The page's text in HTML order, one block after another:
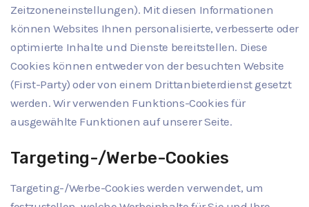
Zeitzoneneinstellungen). Mit diesen Informationen
können Websites Ihnen personalisierte, verbesserte oder
optimierte Inhalte und Dienste bereitstellen. Diese
Cookies können entweder von der besuchten Website
(First-Party) oder von einem Drittanbieterdienst gesetzt
werden. Wir verwenden Funktions-Cookies für
ausgewählte Funktionen auf unserer Seite.
Targeting-/Werbe-Cookies
Targeting-/Werbe-Cookies werden verwendet, um